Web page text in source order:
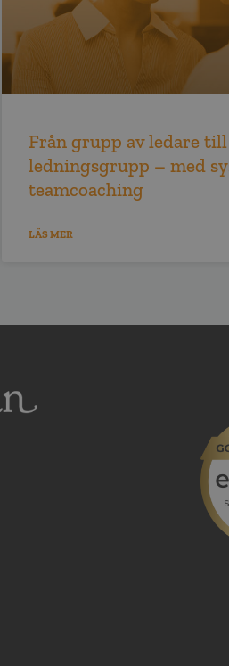
Från grupp av ledare till
ledningsgrupp – med
teamcoaching
LÄS MER